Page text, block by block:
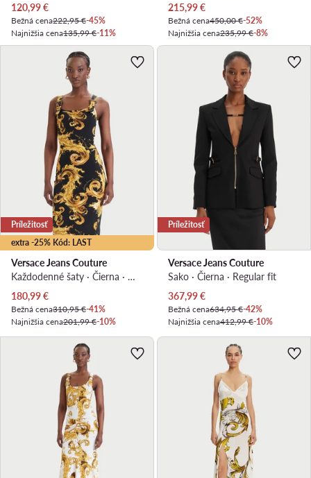
Aktuálna cena
120,99€
Bežná cena222,95 €-45%
Najnižšia cena135,99 €-11%
Aktuálna cena
215,99€
Bežná cena450,00 €-52%
Najnižšia cena235,99 €-8%
extra -25% Kód: LAST
Príležitosť
Versace Jeans Couture
Každodenné šaty · Čierna · Mini
Aktuálna cena
180,99€
Bežná cena310,95 €-41%
Najnižšia cena201,99 €-10%
Príležitosť
Versace Jeans Couture
Sako · Čierna · Regular fit
Aktuálna cena
367,99€
Bežná cena634,95 €-42%
Najnižšia cena412,99 €-10%